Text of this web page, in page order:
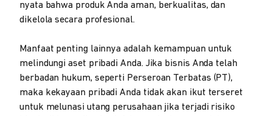
nyata bahwa produk Anda aman, berkualitas, dan
dikelola secara profesional.
Manfaat penting lainnya adalah kemampuan untuk
melindungi aset pribadi Anda. Jika bisnis Anda telah
berbadan hukum, seperti Perseroan Terbatas (PT),
maka kekayaan pribadi Anda tidak akan ikut terseret
untuk melunasi utang perusahaan jika terjadi risiko